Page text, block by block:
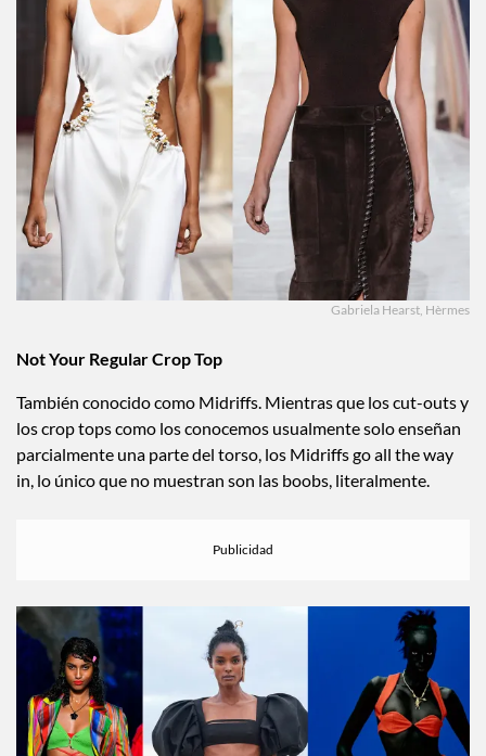
Gabriela Hearst, Hèrmes
Not Your Regular Crop Top
También conocido como Midriffs. Mientras que los cut-outs y
los crop tops como los conocemos usualmente solo enseñan
parcialmente una parte del torso, los Midriffs go all the way
in, lo único que no muestran son las boobs, literalmente.